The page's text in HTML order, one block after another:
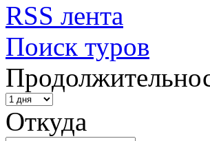
RSS лента
Поиск туров
Откуда